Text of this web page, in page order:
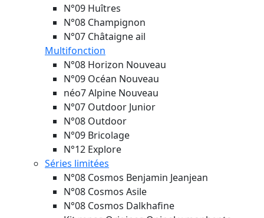
N°09 Huîtres
N°08 Champignon
N°07 Châtaigne ail
Multifonction
N°08 Horizon Nouveau
N°09 Océan Nouveau
néo7 Alpine Nouveau
N°07 Outdoor Junior
N°08 Outdoor
N°09 Bricolage
N°12 Explore
Séries limitées
N°08 Cosmos Benjamin Jeanjean
N°08 Cosmos Asile
N°08 Cosmos Dalkhafine